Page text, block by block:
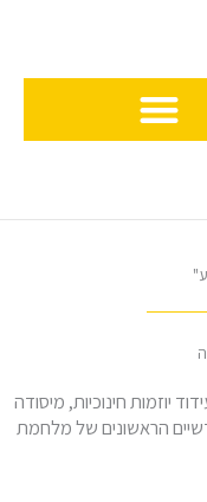
יוזמות חינוכיות, מיסודה
הראשונים של מלחמת